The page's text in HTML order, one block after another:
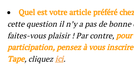
Quel est votre article préféré
cette question il n’y a pas de
faites-vous plaisir ! Par contre,
participation, pensez à vous
Tape, cliquezici.